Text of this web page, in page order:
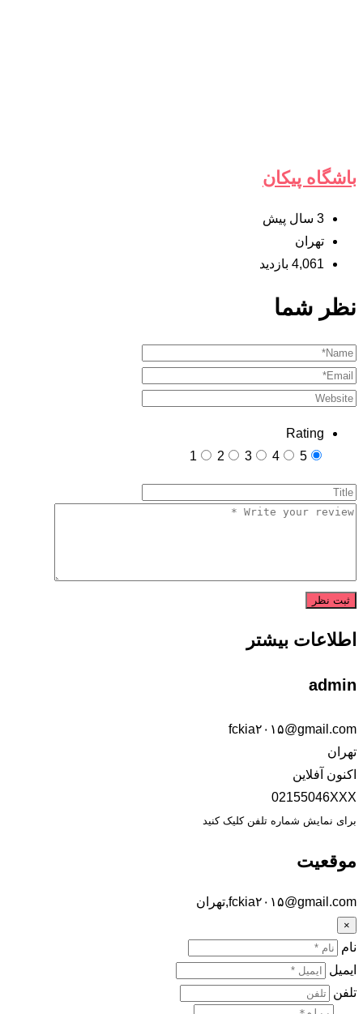
باشگاه پیکان
3 سال پیش
تهران
4,061 بازدید
نظر شما
Rating
5
4
3
2
1
اطلاعات بیشتر
admin
fckia۲۰۱۵@gmail.com
تهران
اکنون آفلاین
02155046XXX
برای نمایش شماره تلفن کلیک کنید
موقعیت
fckia۲۰۱۵@gmail.com,تهران
×
نام
ایمیل
تلفن